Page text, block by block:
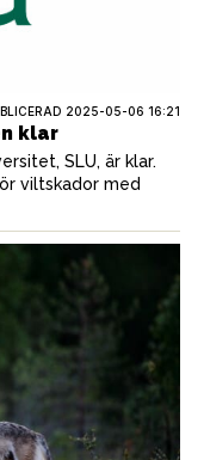
2025-05-06 16:21
klar
SLU, är klar.
viltskador med